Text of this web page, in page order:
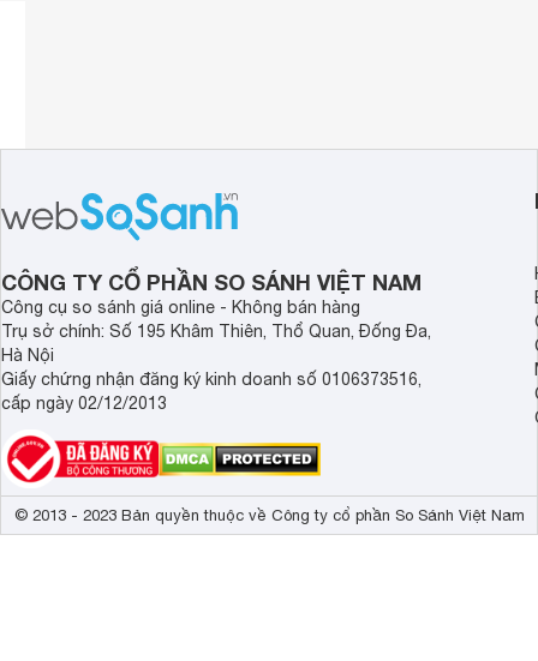
CÔNG TY CỔ PHẦN SO SÁNH VIỆT NAM
Công cụ so sánh giá online - Không bán hàng
Trụ sở chính: Số 195 Khâm Thiên, Thổ Quan, Đống Đa,
Hà Nội
Giấy chứng nhận đăng ký kinh doanh số 0106373516,
cấp ngày 02/12/2013
© 2013 - 2023 Bản quyền thuộc về Công ty cổ phần So Sánh Việt Nam